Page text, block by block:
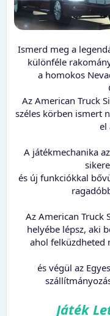
Ismerd meg a
különféle
a homokos
Az American Truck
széles körben ismert
el
A játékmechanika
és új funkciókkal
Az American Truck
helyébe lépsz, aki
ahol felküzdheted
és végül az
Játék